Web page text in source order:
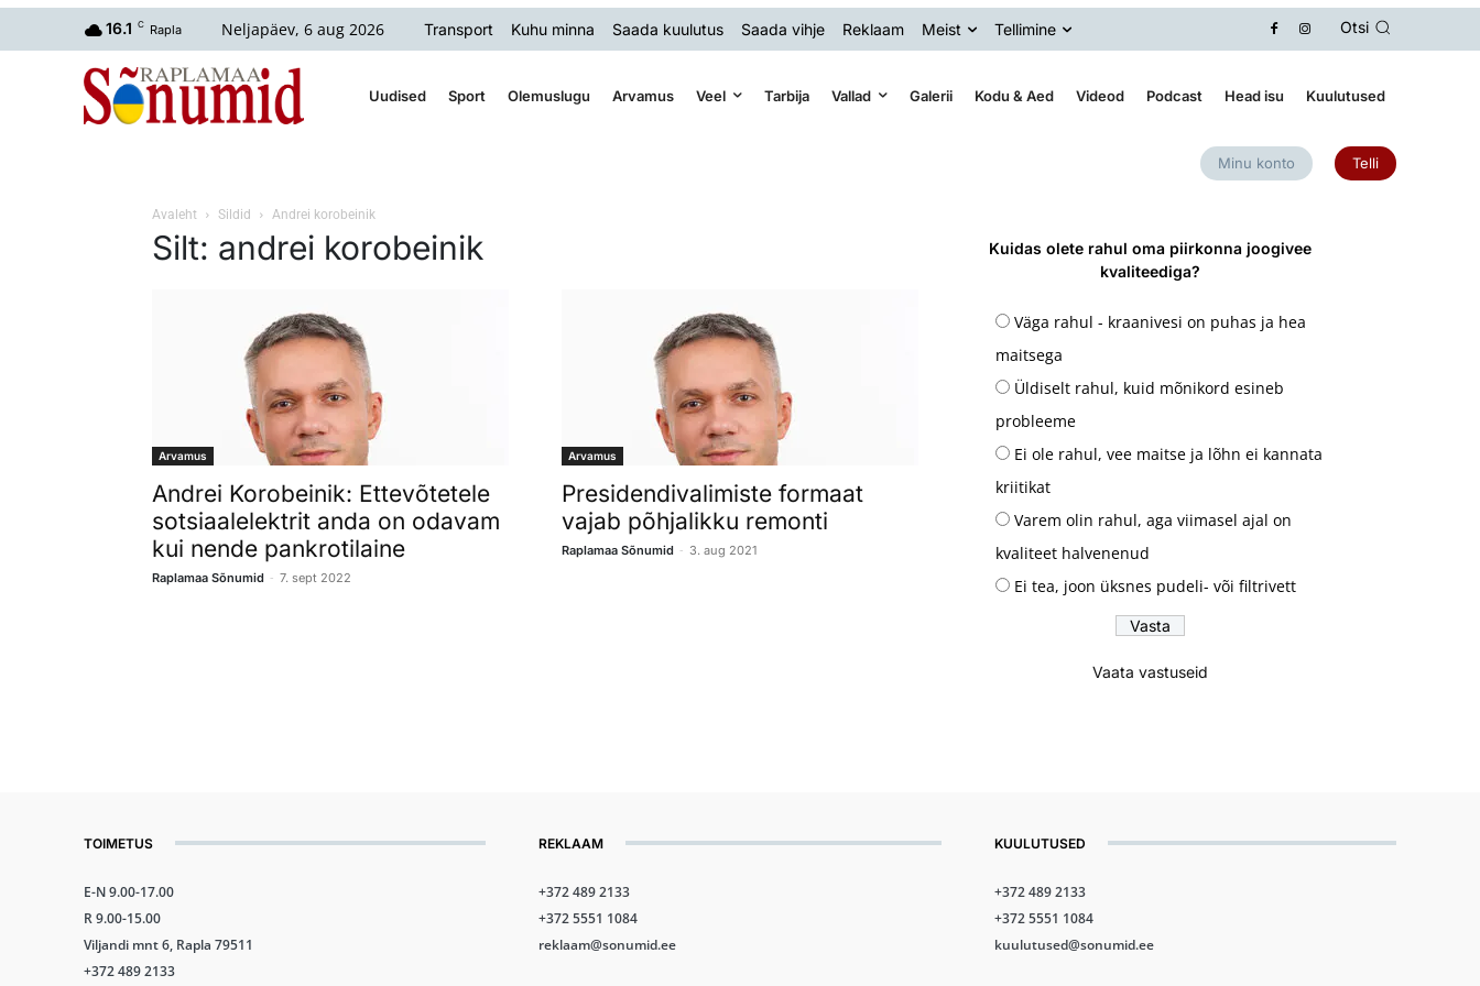
16.1 C Rapla Neljapäev, 6 aug 2026 Transport Kuhu minna Saada kuulutus Saada vihje Reklaam Meist Tellimine Otsi
Uudised Sport Olemuslugu Arvamus Veel Tarbija Vallad Galerii Kodu & Aed Videod Podcast Head isu Kuulutused
Minu konto Telli
Avaleht Sildid Andrei korobeinik
Silt: andrei korobeinik
Arvamus
Andrei Korobeinik: Ettevõtetele
sotsiaalelektrit anda on odavam
kui nende pankrotilaine
Raplamaa Sõnumid - 7. sept 2022
Arvamus
Presidendivalimiste formaat
vajab põhjalikku remonti
Raplamaa Sõnumid - 3. aug 2021
Kuidas olete rahul oma piirkonna joogivee
kvaliteediga?
Väga rahul - kraanivesi on puhas ja hea
maitsega
Üldiselt rahul, kuid mõnikord esineb
probleeme
Ei ole rahul, vee maitse ja lõhn ei kannata
kriitikat
Varem olin rahul, aga viimasel ajal on
kvaliteet halvenenud
Ei tea, joon üksnes pudeli- või filtrivett
Vaata vastuseid
TOIMETUS
E-N 9.00-17.00
R 9.00-15.00
Viljandi mnt 6, Rapla 79511
+372 489 2133
REKLAAM
+372 489 2133
+372 5551 1084
reklaam@sonumid.ee
KUULUTUSED
+372 489 2133
+372 5551 1084
kuulutused@sonumid.ee